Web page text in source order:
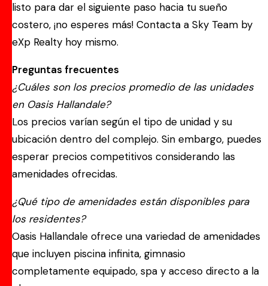
listo para dar el siguiente paso hacia tu sueño
costero, ¡no esperes más! Contacta a Sky Team by
eXp Realty hoy mismo.
Preguntas frecuentes
¿Cuáles son los precios promedio de las unidades
en Oasis Hallandale?
Los precios varían según el tipo de unidad y su
ubicación dentro del complejo. Sin embargo, puedes
esperar precios competitivos considerando las
amenidades ofrecidas.
¿Qué tipo de amenidades están disponibles para
los residentes?
Oasis Hallandale ofrece una variedad de amenidades
que incluyen piscina infinita, gimnasio
completamente equipado, spa y acceso directo a la